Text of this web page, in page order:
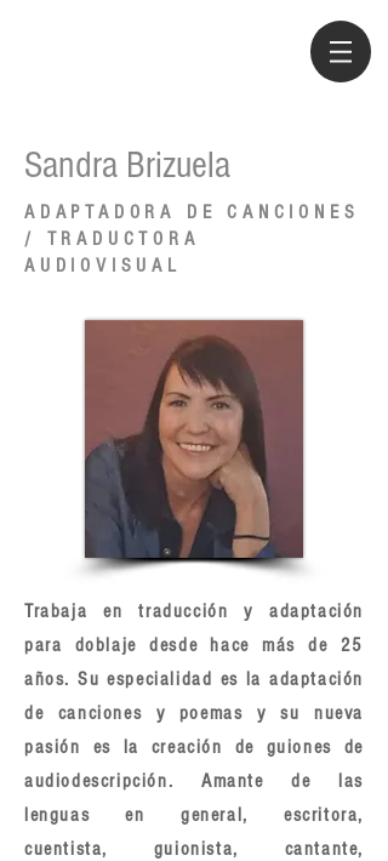
Sandra Brizuela
ADAPTADORA DE CANCIONES
/ TRADUCTORA
AUDIOVISUAL
Trabaja en traducción y adaptación
para doblaje desde hace más de 25
años. Su especialidad es la adaptación
de canciones y poemas y su nueva
pasión es la creación de guiones de
audiodescripción. Amante de las
lenguas en general, escritora,
cuentista, guionista, cantante,